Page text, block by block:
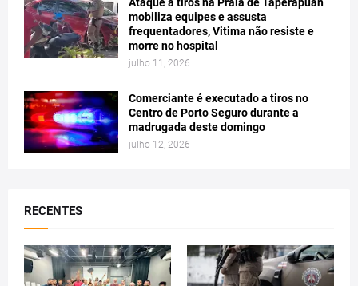
mobiliza equipes e assusta
frequentadores, Vitima não resiste e
morre no hospital
julho 11, 2026
Comerciante é executado a tiros no
Centro de Porto Seguro durante a
madrugada deste domingo
julho 12, 2026
RECENTES